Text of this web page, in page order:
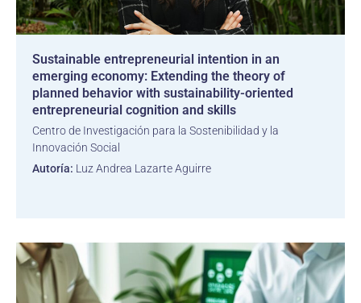
Sustainable entrepreneurial intention in an
emerging economy: Extending the theory of
planned behavior with sustainability-oriented
entrepreneurial cognition and skills
Centro de Investigación para la Sostenibilidad y la
Innovación Social
Autoría: Luz Andrea Lazarte Aguirre